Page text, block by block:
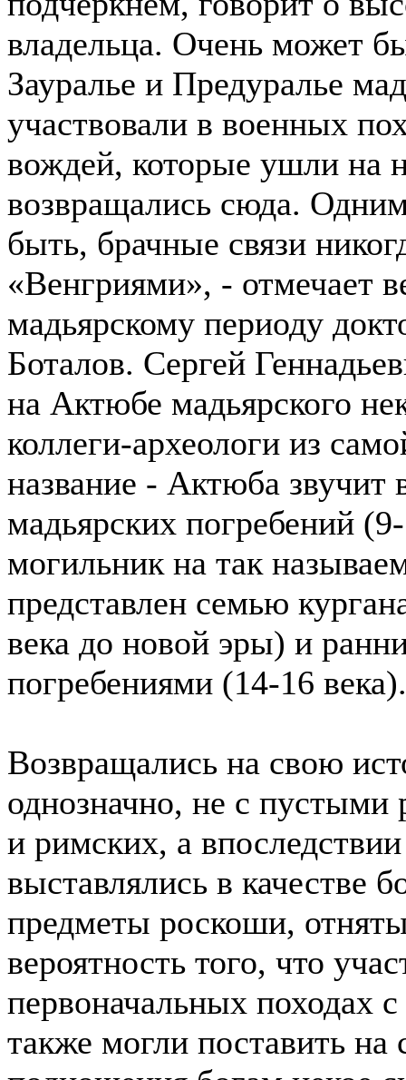
владельца. Очень может
Зауралье и Предуралье
участвовали в военных
вождей, которые ушли на
возвращались сюда.
быть, брачные связи
«Венгриями», - отмечает
мадьярскому периоду
Боталов. Сергей
на Актюбе мадьярского
коллеги-археологи из
название - Актюба
мадьярских погребений
могильник на так
представлен семью
века до новой эры) и
погребениями (14-16 века).
Возвращались на свою
однозначно, не с пустыми
и римских, а
выставлялись в качестве
предметы роскоши,
вероятность того, что
первоначальных походах
также могли поставить на